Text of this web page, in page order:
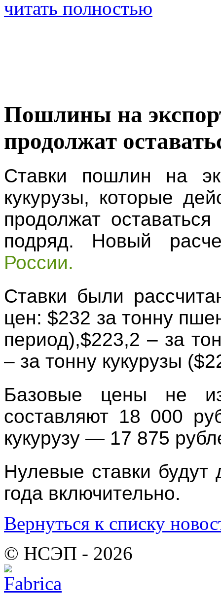
читать полностью
Пошлины на
продолжат
Ставки пошлин на
кукурузы, которые
продолжат
подряд. Новый
России.
Ставки были
цен: $232 за тонну
период),$223,2 – за
– за тонну кукурузы
Базовые цены не
составляют 18 000
кукурузу — 17 875
Нулевые ставки
года включительно.
Вернуться к списку
© НСЭП - 2026